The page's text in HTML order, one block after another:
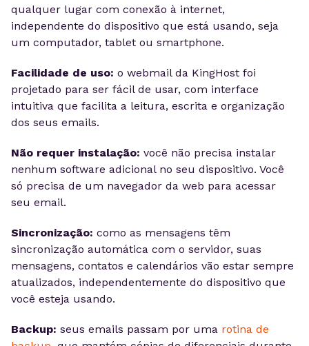
qualquer lugar com conexão à internet,
independente do dispositivo que está usando, seja
um computador, tablet ou smartphone.
Facilidade de uso: o webmail da KingHost foi
projetado para ser fácil de usar, com interface
intuitiva que facilita a leitura, escrita e organização
dos seus emails.
Não requer instalação: você não precisa instalar
nenhum software adicional no seu dispositivo. Você
só precisa de um navegador da web para acessar
seu email.
Sincronização: como as mensagens têm
sincronização automática com o servidor, suas
mensagens, contatos e calendários vão estar sempre
atualizados, independentemente do dispositivo que
você esteja usando.
Backup: seus emails passam por uma rotina de